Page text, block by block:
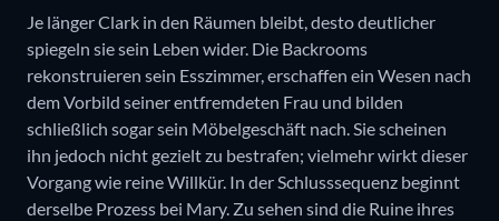
Je länger Clark in den Räumen bleibt, desto deutlicher
spiegeln sie sein Leben wider. Die Backrooms
rekonstruieren sein Esszimmer, erschaffen ein Wesen nach
dem Vorbild seiner entfremdeten Frau und bilden
schließlich sogar sein Möbelgeschäft nach. Sie scheinen
ihn jedoch nicht gezielt zu bestrafen; vielmehr wirkt dieser
Vorgang wie reine Willkür. In der Schlusssequenz beginnt
derselbe Prozess bei Mary. Zu sehen sind die Ruine ihres